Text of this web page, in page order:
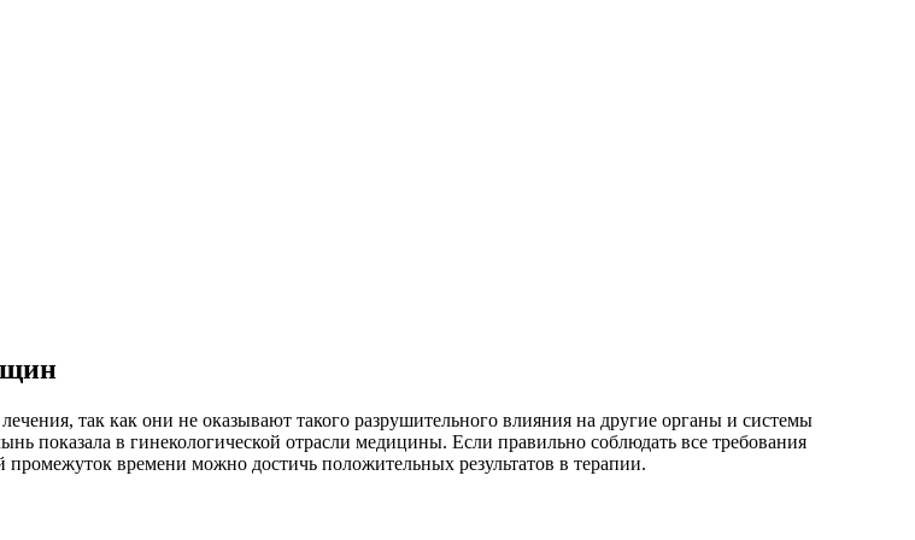
так как они не оказывают такого разрушительного влияния на другие органы и системы
показала в гинекологической отрасли медицины. Если правильно соблюдать все требования
времени можно достичь положительных результатов в терапии.